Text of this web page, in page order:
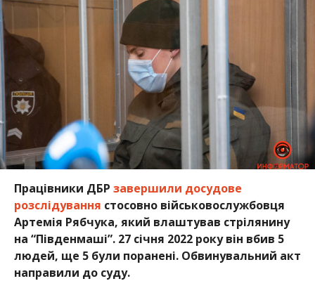
Працівники ДБР завершили досудове
розслідування стосовно військовослужбовця
Артемія Рябчука, який влаштував стрілянину
на “Південмаші”. 27 січня 2022 року він вбив 5
людей, ще 5 були поранені. Обвинувальний акт
направили до суду.